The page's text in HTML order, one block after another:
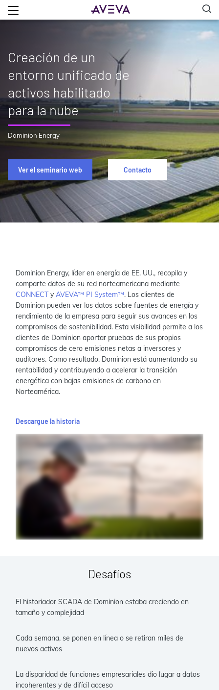
Creación de un
entorno unificado de
activos habilitado
para la nube
Dominion Energy
Ver el seminario web Contacto
Dominion Energy, líder en energía de EE. UU., recopila y
comparte datos de su red norteamericana mediante
CONNECTy AVEVA™ PI System™. Los clientes de
Dominion pueden ver los datos sobre fuentes de energía y
rendimiento de la empresa para seguir sus avances en los
compromisos de sostenibilidad. Esta visibilidad permite a los
clientes de Dominion aportar pruebas de sus propios
compromisos de cero emisiones netas a inversores y
auditores. Como resultado, Dominion está aumentando su
rentabilidad y contribuyendo a acelerar la transición
energética con bajas emisiones de carbono en
Norteamérica.
Descargue la historia
Desafíos
El historiador SCADA de Dominion estaba creciendo en
tamaño y complejidad
Cada semana, se ponen en línea o se retiran miles de
nuevos activos
La disparidad de funciones empresariales dio lugar a datos
incoherentes y de difícil acceso